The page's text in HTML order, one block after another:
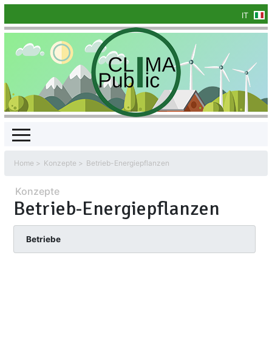
IT
Home Konzepte Betrieb-Energiepflanzen
Konzepte
Betrieb-Energiepflanzen
Betriebe